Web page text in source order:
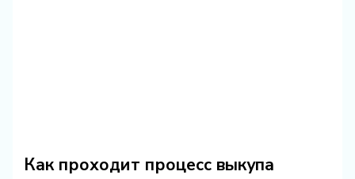
Как проходит процесс выкупа